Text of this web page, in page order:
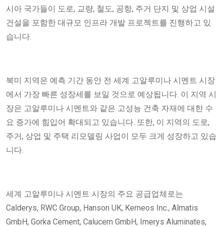
시아 국가들이 도로, 교량, 철도, 공항, 주거 단지 및 상업 시설
건설을 포함한 대규모 인프라 개발 프로젝트를 진행하고 있
습니다.
북미 지역은 예측 기간 동안 전 세계 고알루미나 시멘트 시장
에서 가장 빠른 성장세를 보일 것으로 예상됩니다. 이 지역 시
장은 고알루미나 시멘트와 같은 고성능 건축 자재에 대한 수
요 증가에 힘입어 확대되고 있습니다. 또한, 이 지역의 도로,
주거, ​​상업 및 주택 리모델링 사업이 모두 크게 성장하고 있습
니다.
세계 고알루미나 시멘트 시장의 주요 공급업체로는
Calderys, RWC Group, Hanson UK, Kerneos Inc., Almatis
GmbH, Gorka Cement, Calucem GmbH, Imerys Aluminates,